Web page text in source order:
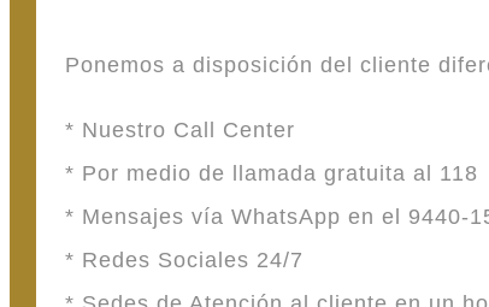
Ponemos a disposición del cliente
* Nuestro Call Center
* Por medio de llamada gratuita al
* Mensajes vía WhatsApp en el 9440-
* Redes Sociales 24/7